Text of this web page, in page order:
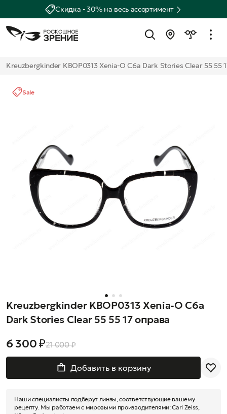
Скидка - 30% на весь ассортимент
Kreuzbergkinder KBOP0313 Xenia-O C6a Dark Stories Clear 55 55
Sale
Kreuzbergkinder KBOP0313 Xenia-O C6a
Dark Stories Clear 55 55 17 оправа
6 300 ₽21 000 ₽
Добавить в корзину
Наши специалисты подберут линзы, соответствующие вашему
рецепту. Мы работаем с мировыми производителями: Carl Zeiss,